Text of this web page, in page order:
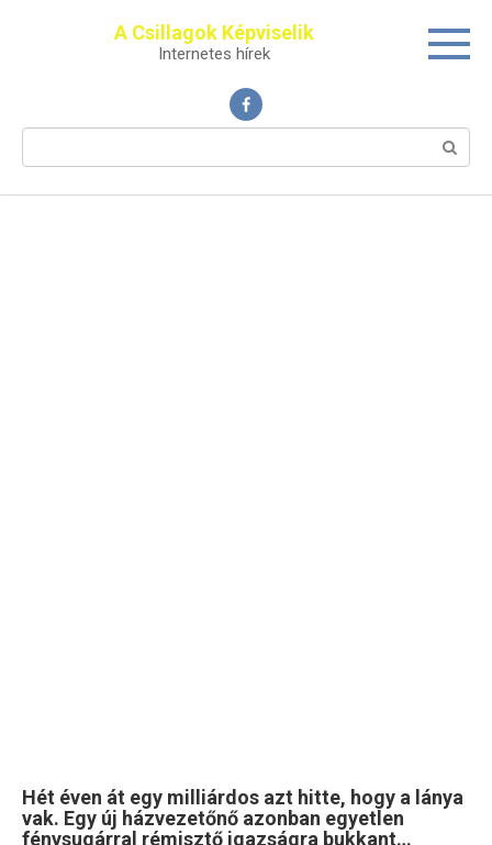
A Csillagok Képviselik
Internetes hírek
Поиск:
Hét éven át egy milliárdos azt hitte, hogy a lánya
vak. Egy új házvezetőnő azonban egyetlen
fénysugárral rémisztő igazságra bukkant…